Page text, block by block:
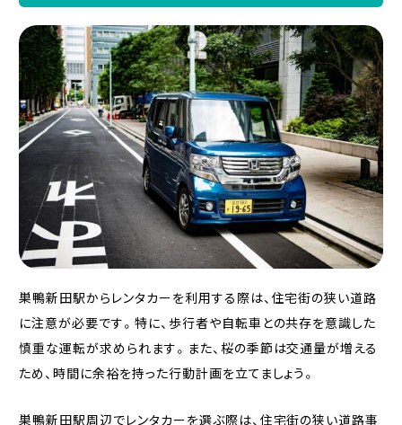
巣鴨新田駅からレンタカーを利用する際は、住宅街の狭い道路
に注意が必要です。特に、歩行者や自転車との共存を意識した
慎重な運転が求められます。また、桜の季節は交通量が増える
ため、時間に余裕を持った行動計画を立てましょう。
巣鴨新田駅周辺でレンタカーを選ぶ際は、住宅街の狭い道路事